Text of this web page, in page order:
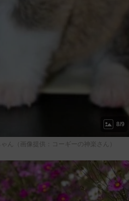
8/9
ん（画像提供：コーギーの神楽さん）